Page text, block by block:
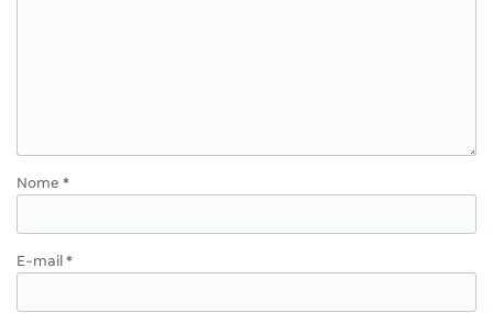
Nome *
E-mail *